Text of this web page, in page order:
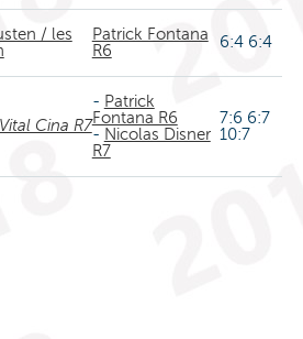
/ les
Patrick Fontana
R6
6:4 6:4
Vital Cina R7
- Patrick
Fontana R6
- Nicolas Disner
R7
7:6 6:7
10:7